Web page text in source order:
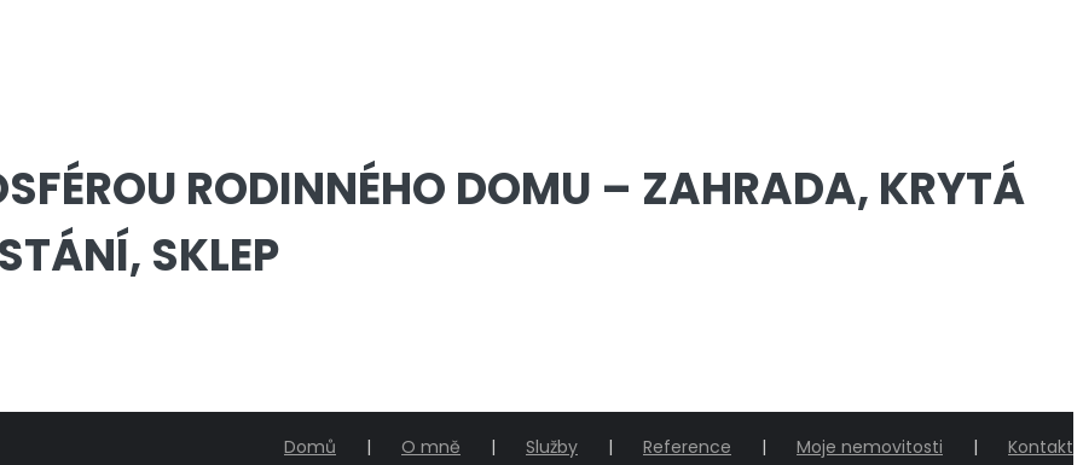
RODINNÉHO DOMU – ZAHRADA, KRYTÁ
SKLEP
Domů O mně Služby Reference Moje nemovitosti Kontakt